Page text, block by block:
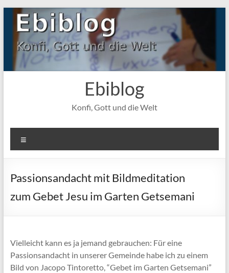
Zum
Inhalt
springen
Ebiblog
Konfi, Gott und die Welt
Passionsandacht mit Bildmeditation
zum Gebet Jesu im Garten Getsemani
Vielleicht kann es ja jemand gebrauchen: Für eine
Passionsandacht in unserer Gemeinde habe ich zu einem
Bild von Jacopo Tintoretto, “Gebet im Garten Getsemani”